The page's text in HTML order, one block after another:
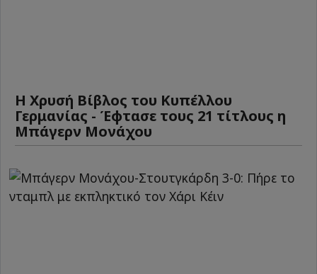
Η Χρυσή Βίβλος του Κυπέλλου
Γερμανίας - Έφτασε τους 21 τίτλους η
Μπάγερν Μονάχου